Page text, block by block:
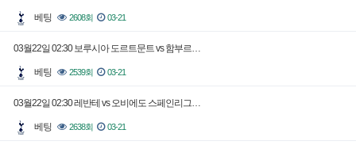
베팅 2608회 03-21
03월22일 02:30 보루시아 도르트문트 vs 함부르…
베팅 2539회 03-21
03월22일 02:30 레반테 vs 오비에도 스페인리그…
베팅 2638회 03-21